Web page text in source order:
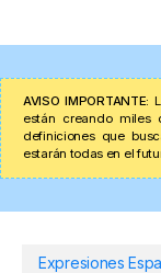
AVISO IMPORTANTE:
están creando miles
definiciones que
estarán todas en el
Expresiones